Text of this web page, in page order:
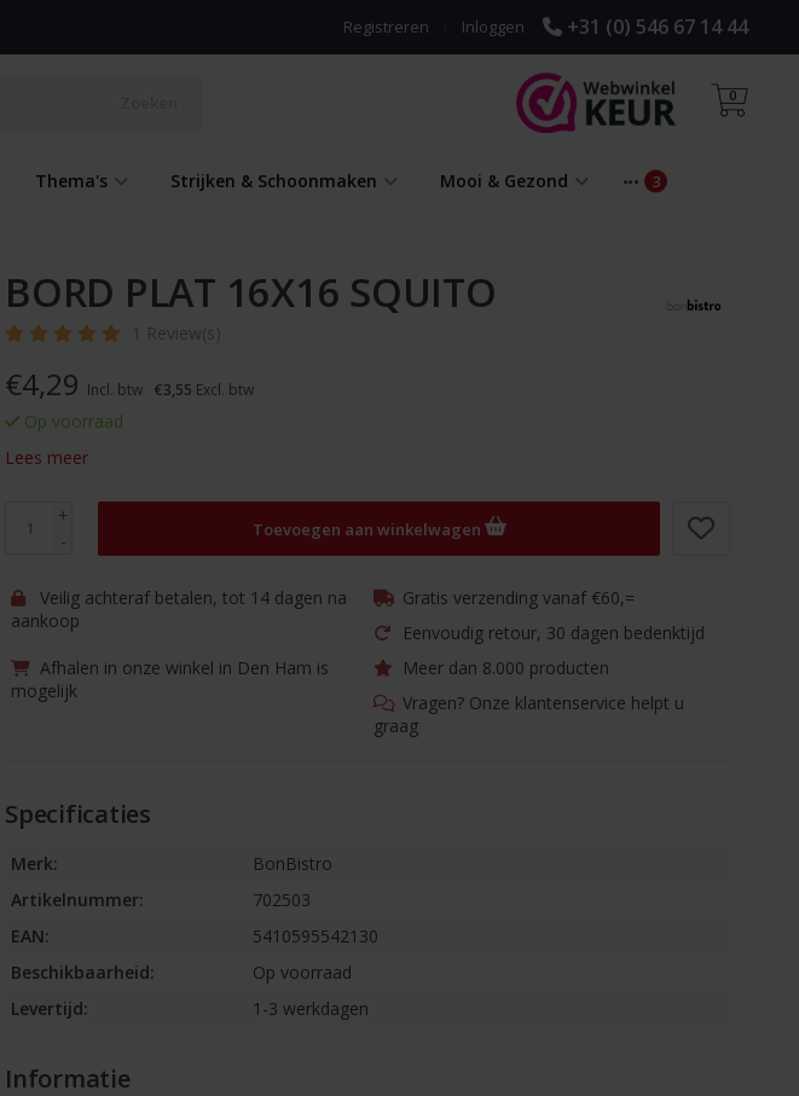
+31 (0) 546 67 14 44
Inloggen
Registreren
0
Thema's Strijken & Schoonmaken Mooi & Gezond
BORD PLAT 16X16 SQUITO
1 Review(s)
€4,29 Incl. btw €3,55 Excl. btw
Op voorraad
Lees meer
+
-
Toevoegen aan winkelwagen
Veilig achteraf betalen, tot 14 dagen na
aankoop
Gratis verzending vanaf €60,=
Eenvoudig retour, 30 dagen bedenktijd
Afhalen in onze winkel in Den Ham is
mogelijk
Meer dan 8.000 producten
Vragen? Onze klantenservice helpt u
graag
Specificaties
Merk:
BonBistro
Artikelnummer:
702503
EAN:
5410595542130
Beschikbaarheid:
Op voorraad
Levertijd:
1-3 werkdagen
Informatie